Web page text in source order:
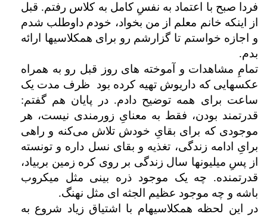
فردا صبح با اعتماد به نفسِ کامل به کلاس رفتم. قبل
از اینکه خانم معلم از من بخواد، خودم داوطلب شدم
و اجازه خواستم تا گزارشم رو برای همکلاسیها ارائه
بدم.
تمامِ مشاهدات و آموخته های روز قبل رو به همراه
عکسهایی که داریوش تهیه کرده بود ظرف مدت یک
ساعت برای همه توضیح دادم. در پایان هم گفتم:
قدرتمند بودن، فقط به معنایِ زورمندی نیست، هر
موجودی که برای بقایِ خودش تلاش می‌کنه و راهی
برایِ ادامه زندگی، تغذیه و بقای نسل داره و تونسته
از پسِ میلیونها سال زندگی بر روی کره زمین بربیاد،
قدرتمنده. چه یک موجود ذره بینی مثل میکروب
باشه و چه موجود عظیم الجثه ای مثل نهنگ.
در این لحظه همکلاسیهام با اشتیاق زیاد شروع به